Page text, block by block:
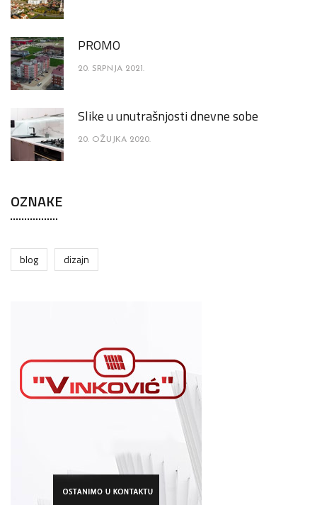
PROMO
20. SRPNJA 2021.
Slike u unutrašnjosti dnevne sobe
20. OŽUJKA 2020.
OZNAKE
blog dizajn